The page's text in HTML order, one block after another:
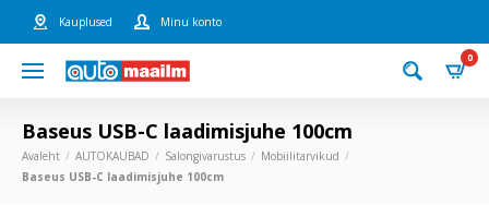
Kauplused Minu konto
0
Baseus USB-C laadimisjuhe 100cm
Avaleht AUTOKAUBAD Salongivarustus
Mobiilitarvikud
Baseus USB-C laadimisjuhe 100cm